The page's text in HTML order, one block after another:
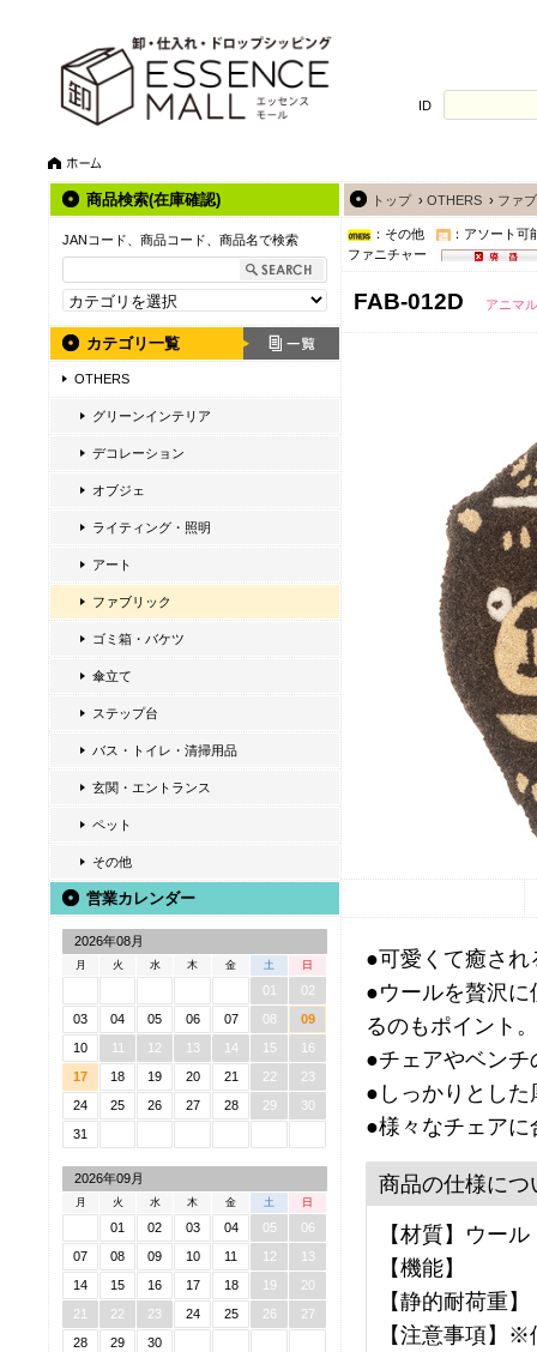
ID
商品検索(在庫確認)
JANコード、商品コード、商品名で検索
カテゴリ一覧
OTHERS
グリーンインテリア
デコレーション
オブジェ
ライティング・照明
アート
ファブリック
ゴミ箱・バケツ
傘立て
ステップ台
バス・トイレ・清掃用品
玄関・エントランス
ペット
その他
営業カレンダー
2026年08月
月 火 水 木 金 土 日
01
02
03
04 05 06 07 08
09
10
11 12 13 14 15
16
17
18 19 20 21 22
23
24
25 26 27 28 29
30
31
2026年09月
月 火 水 木 金 土 日
01 02 03 04 05
06
07
08 09 10 11 12
13
14
15 16 17 18 19
20
21
22 23 24 25 26
27
28
29 30
トップ› OTHERS › ファ
：その他
：アソート可
ファニチャー
FAB-012D アニマ
●可愛くて癒さ
●ウールを贅沢
るのもポイント。
●チェアやベン
●しっかりとした
●様々なチェア
商品の仕様につ
【材質】ウー
【機能】
【静的耐荷重】
【注意事項】